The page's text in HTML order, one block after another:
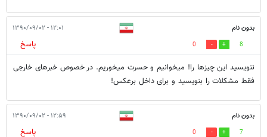
بدون نام ۱۲:۰۱ - ۱۳۹۰/۰۹/۰۲
8
0
پاسخ
ننویسید این چیزها را! میخوانیم و حسرت میخوریم. در خصوص خبرهای خارجی
فقط مشکلات را بنویسید و برای داخل برعکس!
بدون نام ۱۲:۵۹ - ۱۳۹۰/۰۹/۰۲
7
0
پاسخ